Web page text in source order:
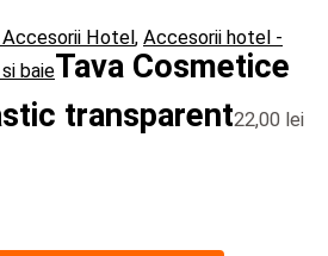
Hotel , Accesorii hotel -
baieTava Cosmetice
transparent22,00 lei